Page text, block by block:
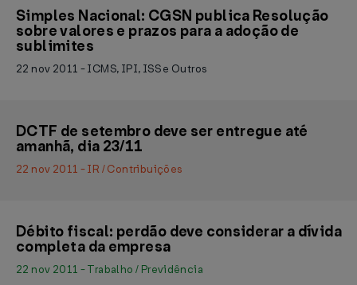
Simples Nacional: CGSN publica Resolução
sobre valores e prazos para a adoção de
sublimites
22 nov 2011 - ICMS, IPI, ISS e Outros
DCTF de setembro deve ser entregue até
amanhã, dia 23/11
22 nov 2011 - IR / Contribuições
Débito fiscal: perdão deve considerar a dívida
completa da empresa
22 nov 2011 - Trabalho / Previdência